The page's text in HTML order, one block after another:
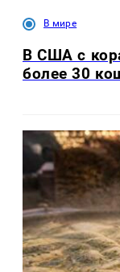
В мире
В США с
более 30